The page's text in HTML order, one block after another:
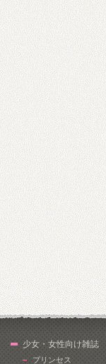
少女・女性向け雑誌
プリンセス